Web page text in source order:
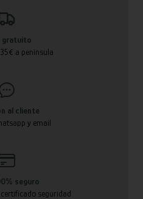
gratuito
a península
al cliente
y email
seguro
seguridad